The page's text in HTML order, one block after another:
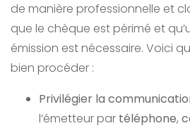
de manière professionnelle et
que le chèque est périmé et
émission est nécessaire. Voici
bien procéder :
Privilégier la
l’émetteur par téléphone,